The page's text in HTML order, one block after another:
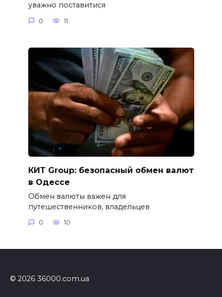
уважно поставитися
0 11
КИТ Group: безопасный обмен валют
в Одессе
Обмен валюты важен для
путешественников, владельцев
0 10
© 2026 36000.com.ua